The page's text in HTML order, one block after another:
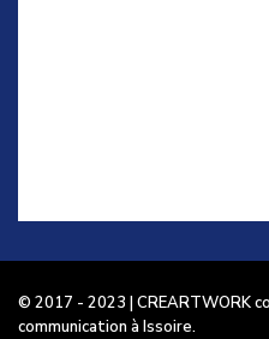
© 2017 - 2023 | CREARTWORK
communication à Issoire.